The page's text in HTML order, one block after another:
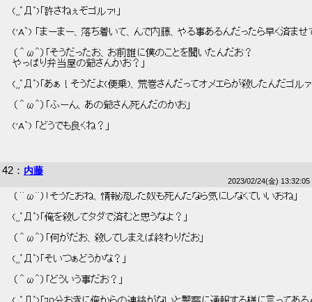
(,,ﾟДﾟ)「許さねぇぞゴルァ!」
('A`) 「まーまー、落ち着いて、んで内藤、やる事あるんだったら早く済ませ
（ ＾ω＾）「そうだったお、お前誰に僕のことを聞いたんだお？
やっぱり弁当屋の爺さんかお？」
(,,ﾟДﾟ)「あぁ！そうだよ(便乗)、荒巻さんだってオメエらが殺したんだゴル
（ ＾ω＾）「ふーん、あの爺さん死んだのかお」
('A`) 「どうでも良くね？」
42 ： 内藤
2023/02/24(金) 13:32:05
（ ＾ω＾）「そうだおね、情報流した奴も死んだなら気にしなくていいおね」
(,,ﾟДﾟ)「俺を殺してタダで済むと思うなよ？」
（ ＾ω＾）「何がだお、殺してしまえば終わりだお」
(,,ﾟДﾟ)「そいつぁどうかな？」
（ ＾ω＾）「どういう事だお？」